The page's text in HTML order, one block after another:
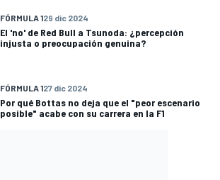
FÓRMULA 129 dic 2024
El 'no' de Red Bull a Tsunoda: ¿percepción
injusta o preocupación genuina?
FÓRMULA 127 dic 2024
Por qué Bottas no deja que el "peor escenario
posible" acabe con su carrera en la F1